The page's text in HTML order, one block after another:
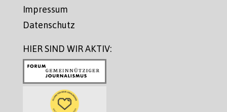
Impressum
Datenschutz
HIER SIND WIR AKTIV: